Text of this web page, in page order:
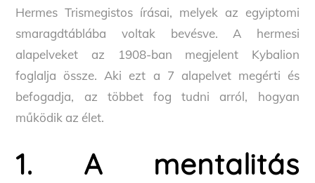
Hermes Trismegistos írásai, melyek az egyiptomi
smaragdtáblába voltak bevésve. A hermesi
alapelveket az 1908-ban megjelent Kybalion
foglalja össze. Aki ezt a 7 alapelvet megérti és
befogadja, az többet fog tudni arról, hogyan
működik az élet.
1. A mentalitás